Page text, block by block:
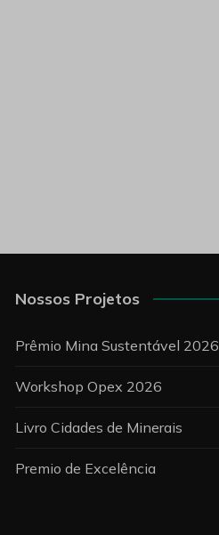
Nossos Projetos
Prêmio Mina Sustentável 2026
Workshop Opex 2026
Livro Cidades de Minerais
Premio de Excelência